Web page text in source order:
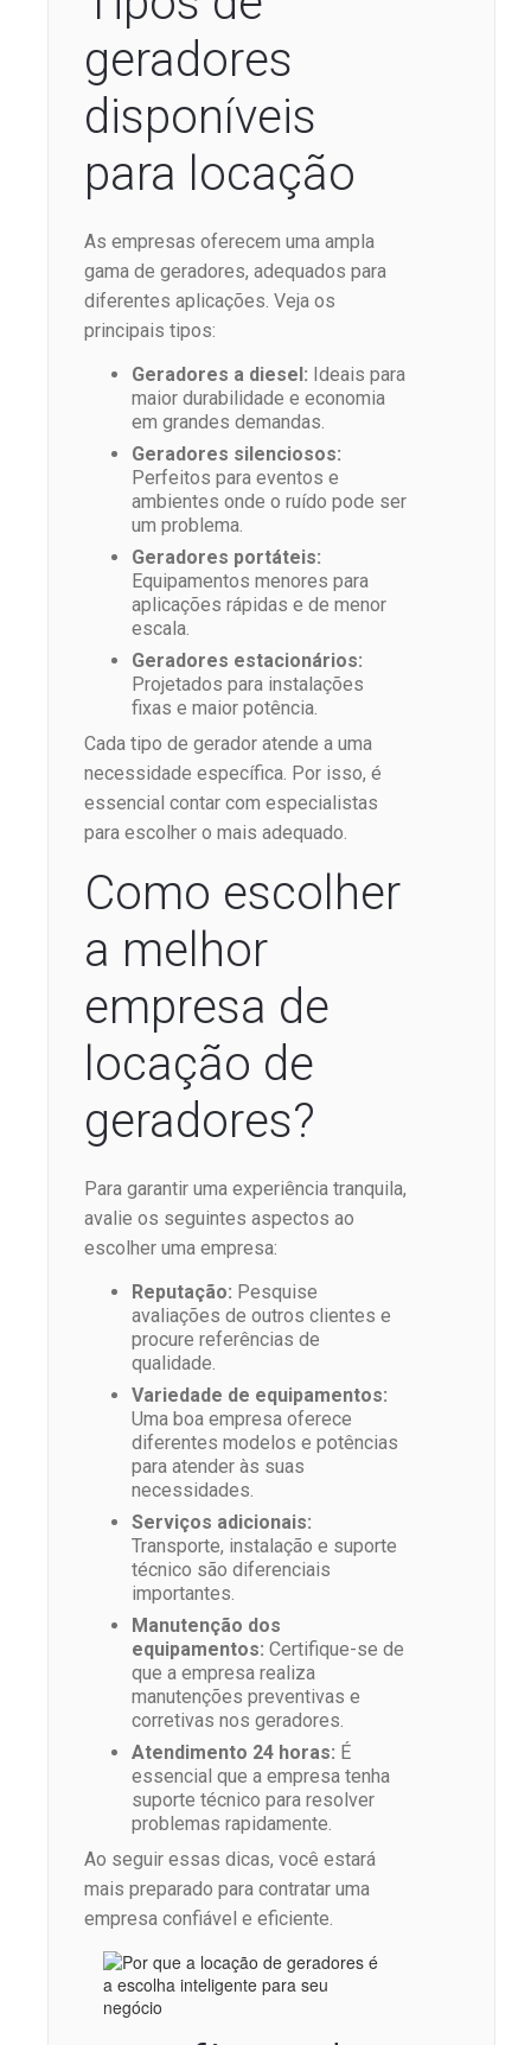
geradores
disponíveis
para locação
As empresas oferecem uma ampla
gama de geradores, adequados para
diferentes aplicações. Veja os
principais tipos:
Geradores a diesel: Ideais para
maior durabilidade e economia
em grandes demandas.
Geradores silenciosos:
Perfeitos para eventos e
ambientes onde o ruído pode ser
um problema.
Geradores portáteis:
Equipamentos menores para
aplicações rápidas e de menor
escala.
Geradores estacionários:
Projetados para instalações
fixas e maior potência.
Cada tipo de gerador atende a uma
necessidade específica. Por isso, é
essencial contar com especialistas
para escolher o mais adequado.
Como escolher
a melhor
empresa de
locação de
geradores?
Para garantir uma experiência tranquila,
avalie os seguintes aspectos ao
escolher uma empresa:
Reputação: Pesquise
avaliações de outros clientes e
procure referências de
qualidade.
Variedade de equipamentos:
Uma boa empresa oferece
diferentes modelos e potências
para atender às suas
necessidades.
Serviços adicionais:
Transporte, instalação e suporte
técnico são diferenciais
importantes.
Manutenção dos
equipamentos: Certifique-se de
que a empresa realiza
manutenções preventivas e
corretivas nos geradores.
Atendimento 24 horas: É
essencial que a empresa tenha
suporte técnico para resolver
problemas rapidamente.
Ao seguir essas dicas, você estará
mais preparado para contratar uma
empresa confiável e eficiente.